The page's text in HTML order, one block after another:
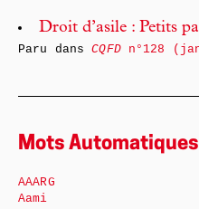
Droit d’asile : Petits
Paru dansCQFDn°128
Mots Automatiques
AAARG
Aami